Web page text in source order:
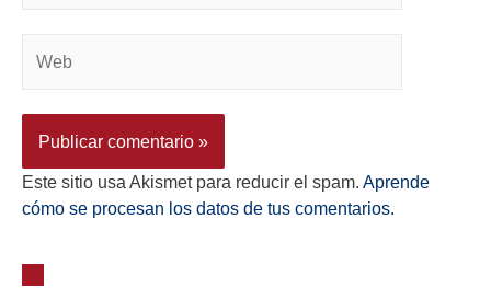
Este sitio usa Akismet para reducir el spam. Aprende
cómo se procesan los datos de tus comentarios.